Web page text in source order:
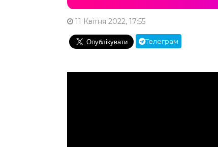
11 Квітня 2022, 17:55
Телеграм